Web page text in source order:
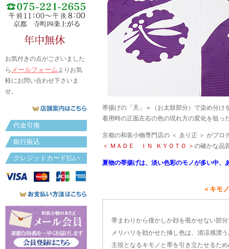
お気付きの点がございました
ら メールフォームよりお気
軽にお問い合わせ下さいま
せ。
代金引換
銀行振込
クレジットカード払い
帯揚げの「天」＝（お太鼓部分）で染め分け
着用時の正面左右の色の現れ方の変化を狙っ
京都の和装小物専門店の ＜ ゑり正 ＞ がプロ
＜ ＭＡＤＥ ＩＮ ＫＹＯＴＯ ＞ の確かな品
夏物の帯揚げは、淡い色彩のモノが多い中、
＜キモ
帯まわりから僅かしか顔を覗かせない部
メリハリを効かせた挿し色は、清涼感漂
主役となるキモノと帯を引き立たせるた